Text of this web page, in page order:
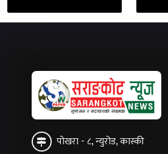
पोखरा - ८, न्युरोड, कास्की